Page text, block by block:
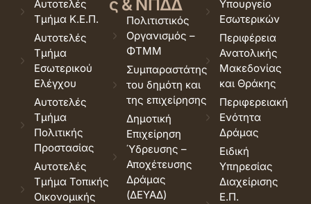
Αυτοτελές
Τμήμα Κ.Ε.Π.
Αυτοτελές
Τμήμα
Εσωτερικού
Ελέγχου
Αυτοτελές
Τμήμα
Πολιτικής
Προστασίας
Αυτοτελές
Τμήμα Τοπικής
Οικονομικής
ς & ΝΠΔΔ
Πολιτιστικός
Οργανισμός –
ΦΤΜΜ
Συμπαραστάτης
του δημότη και
της επιχείρησης
Δημοτική
Επιχείρηση
Ύδρευσης –
Αποχέτευσης
Δράμας
(ΔΕΥΑΔ)
Υπουργείο
Εσωτερικών
Περιφέρεια
Ανατολικής
Μακεδονίας
και Θράκης
Περιφερειακή
Ενότητα
Δράμας
Ειδική
Υπηρεσίας
Διαχείρισης
Ε.Π.